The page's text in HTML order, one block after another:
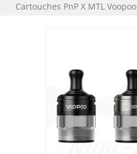
Cartouches PnP X MTL Voopoo